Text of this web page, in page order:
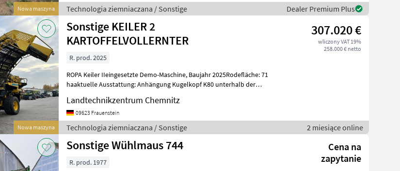
Nowa maszyna Technologia ziemniaczana / Sonstige Dealer Premium Plus
Nowa maszyna
Sonstige KEILER 2
KARTOFFELVOLLERNTER
307.020 €
wliczony VAT 19%
258.000 € netto
R. prod. 2025
ROPA Keiler IIeingesetzte Demo-Maschine, Baujahr 2025Rodefläche: 71
haaktuelle Ausstattung: Anhängung Kugelkopf K80 unterhalb der
Landtechnikzentrum Chemnitz
09623 Frauenstein
Technologia ziemniaczana / Sonstige 2 miesiące online
Sonstige Wühlmaus 744
Cena na
zapytanie
R. prod. 1977